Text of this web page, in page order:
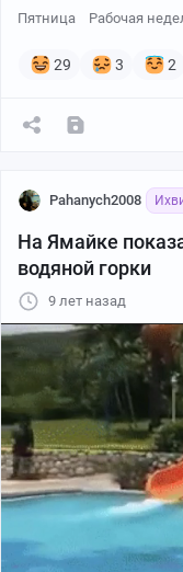
Пятница Рабочая
29 3 2
Pahanych2008
На Ямайке
водяной горки
9 лет назад